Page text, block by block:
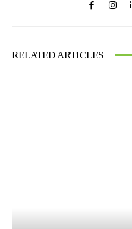
RELATED ARTICLES